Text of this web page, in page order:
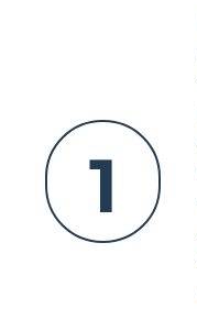
1